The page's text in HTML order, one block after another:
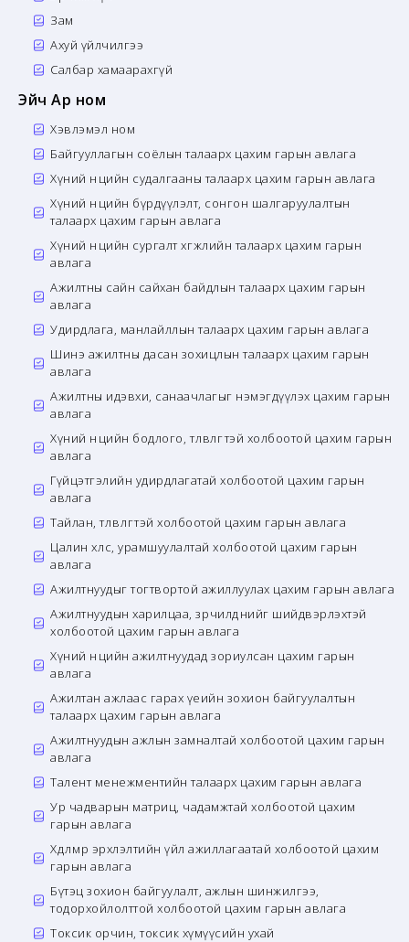
Зам
Ахуй үйлчилгээ
Салбар хамаарахгүй
Эйч Ар ном
Хэвлэмэл ном
Байгууллагын соёлын талаарх цахим гарын авлага
Хүний нөөцийн судалгааны талаарх цахим гарын авлага
Хүний нөөцийн бүрдүүлэлт, сонгон шалгаруулалтын
талаарх цахим гарын авлага
Хүний нөөцийн сургалт хөгжлийн талаарх цахим гарын
авлага
Ажилтны сайн сайхан байдлын талаарх цахим гарын
авлага
Удирдлага, манлайллын талаарх цахим гарын авлага
Шинэ ажилтны дасан зохицлын талаарх цахим гарын
авлага
Ажилтны идэвхи, санаачлагыг нэмэгдүүлэх цахим гарын
авлага
Хүний нөөцийн бодлого, төлөвлөгөөтэй холбоотой цахим гарын
авлага
Гүйцэтгэлийн удирдлагатай холбоотой цахим гарын
авлага
Тайлан, төлөвлөгөөтэй холбоотой цахим гарын авлага
Цалин хөлс, урамшуулалтай холбоотой цахим гарын
авлага
Ажилтнуудыг тогтвортой ажиллуулах цахим гарын авлага
Ажилтнуудын харилцаа, зөрчилдөөнийг шийдвэрлэхтэй
холбоотой цахим гарын авлага
Хүний нөөцийн ажилтнуудад зориулсан цахим гарын
авлага
Ажилтан ажлаас гарах үеийн зохион байгуулалтын
талаарх цахим гарын авлага
Ажилтнуудын ажлын замналтай холбоотой цахим гарын
авлага
Талент менежментийн талаарх цахим гарын авлага
Ур чадварын матриц, чадамжтай холбоотой цахим
гарын авлага
Хөдөлмөр эрхлэлтийн үйл ажиллагаатай холбоотой цахим
гарын авлага
Бүтэц зохион байгуулалт, ажлын шинжилгээ,
тодорхойлолттой холбоотой цахим гарын авлага
Токсик орчин, токсик хүмүүсийн ухай